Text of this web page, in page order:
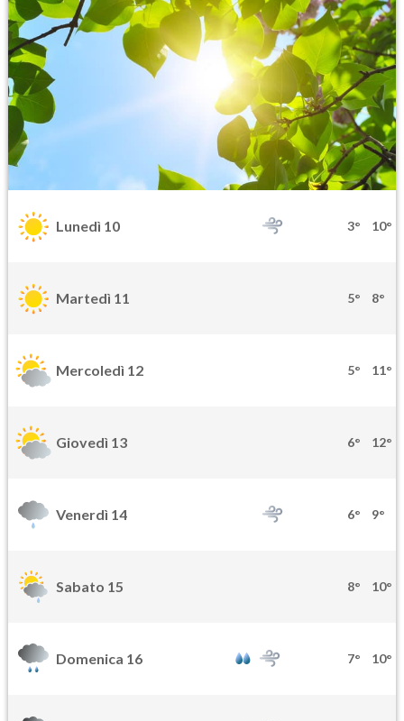
Lunedì 10 3° 10°
Martedì 11 5° 8°
Mercoledì 12 5° 11°
Giovedì 13 6° 12°
Venerdì 14 6° 9°
Sabato 15 8° 10°
Domenica 16 7° 10°